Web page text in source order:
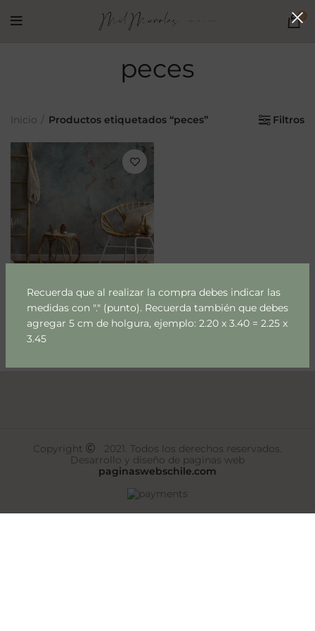
Recuerda que al realizar la compra debes indicar las
medidas con "." (punto). Recuerda también que debes
agregar 5 cm de holgura, ejemplo: 2.20 x 3.40 = 2.25 x
3.45
0
peces
Inicio Productos etiquetados “peces” Filtros
Fondo marino
22.990m2
Select Options
Copyright
2021. Todos los derechos reservados.
Desarrollo y diseño de paginas web
paginaswebschile.com